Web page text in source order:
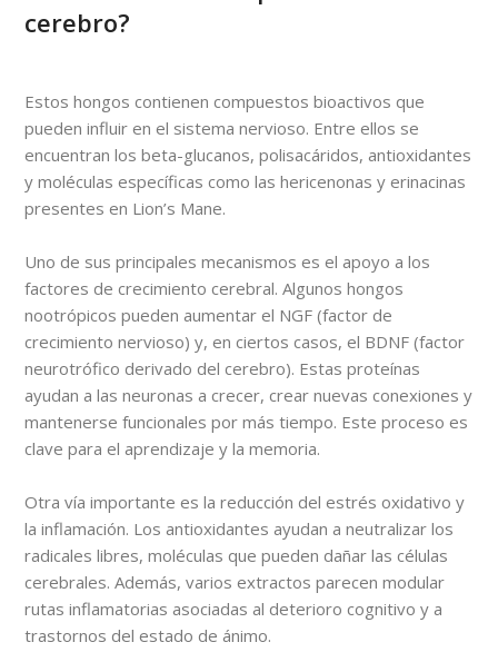
cerebro?
Estos hongos contienen compuestos bioactivos que
pueden influir en el sistema nervioso. Entre ellos se
encuentran los beta-glucanos, polisacáridos, antioxidantes
y moléculas específicas como las hericenonas y erinacinas
presentes en Lion’s Mane.
Uno de sus principales mecanismos es el apoyo a los
factores de crecimiento cerebral. Algunos hongos
nootrópicos pueden aumentar el NGF (factor de
crecimiento nervioso) y, en ciertos casos, el BDNF (factor
neurotrófico derivado del cerebro). Estas proteínas
ayudan a las neuronas a crecer, crear nuevas conexiones y
mantenerse funcionales por más tiempo. Este proceso es
clave para el aprendizaje y la memoria.
Otra vía importante es la reducción del estrés oxidativo y
la inflamación. Los antioxidantes ayudan a neutralizar los
radicales libres, moléculas que pueden dañar las células
cerebrales. Además, varios extractos parecen modular
rutas inflamatorias asociadas al deterioro cognitivo y a
trastornos del estado de ánimo.